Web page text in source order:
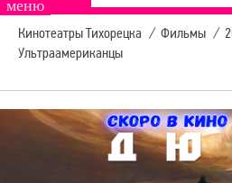
меню
Кинотеатры Тихорецка / Фильмы /
Ультраамериканцы